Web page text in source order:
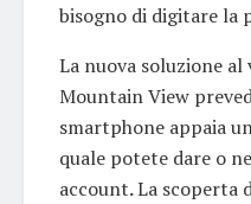
bisogno di digitare la
La nuova soluzione
Mountain View
smartphone appaia
quale potete dare o
account.La scoperta